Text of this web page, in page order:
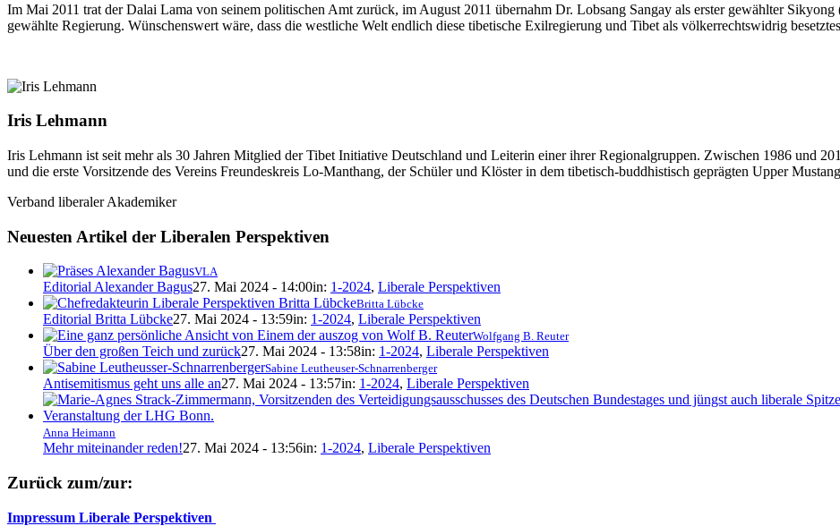
Im Mai 2011 trat der Dalai Lama von seinem politischen Amt zurück, im August 2011 übernahm Dr. Lobsang Sangay als erster gewählter
gewählte Regierung. Wünschenswert wäre, dass die westliche Welt endlich diese tibetische Exilregierung und Tibet als völkerrechtswidrig
Iris Lehmann
Iris Lehmann ist seit mehr als 30 Jahren Mitglied der Tibet Initiative Deutschland und Leiterin einer ihrer Regionalgruppen. Zwischen 1986 und
und die erste Vorsitzende des Vereins Freundeskreis Lo-Manthang, der Schüler und Klöster in dem tibetisch-buddhistisch geprägten Upper
Verband liberaler Akademiker
Neuesten Artikel der Liberalen Perspektiven
VLA
Editorial Alexander Bagus27. Mai 2024 - 14:00in: 1-2024, Liberale Perspektiven
Britta Lübcke
Editorial Britta Lübcke27. Mai 2024 - 13:59in: 1-2024, Liberale Perspektiven
Wolfgang B. Reuter
Über den großen Teich und zurück27. Mai 2024 - 13:58in: 1-2024, Liberale Perspektiven
Sabine Leutheuser-Schnarrenberger
Antisemitismus geht uns alle an27. Mai 2024 - 13:57in: 1-2024, Liberale Perspektiven
Anna Heimann
Mehr miteinander reden!27. Mai 2024 - 13:56in: 1-2024, Liberale Perspektiven
Zurück zum/zur:
Impressum Liberale Perspektiven